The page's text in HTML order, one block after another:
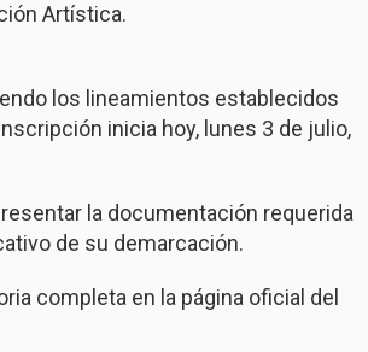
Artística.
los lineamientos establecidos
inicia hoy, lunes 3 de julio,
la documentación requerida
de su demarcación.
completa en la página oficial del